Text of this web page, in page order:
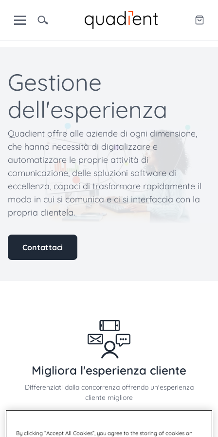
Gestione
dell'esperienza
Quadient offre alle aziende di ogni dimensione,
che hanno necessità di digitalizzare e
automatizzare le proprie attività di
comunicazione, delle soluzioni software di
eccellenza, capaci di trasformare rapidamente il
modo in cui si comunica e ci si interfaccia con la
propria clientela.
Contattaci
Migliora l'esperienza cliente
Differenziati dalla concorrenza offrendo un'esperienza
cliente migliore
By clicking “Accept All Cookies”, you agree to the storing of cookies on